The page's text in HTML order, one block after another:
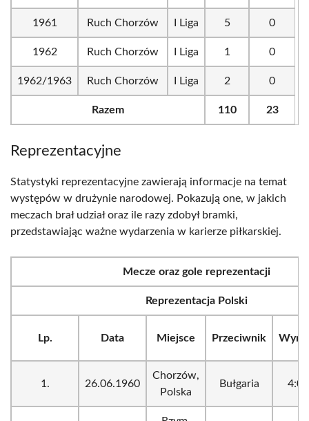
1961 Ruch Chorzów I Liga 5 0
1962 Ruch Chorzów I Liga 1 0
1962/1963 Ruch Chorzów I Liga 2 0
Razem 110 23
Reprezentacyjne
Statystyki reprezentacyjne zawierają informacje na temat
występów w drużynie narodowej. Pokazują one, w jakich
meczach brał udział oraz ile razy zdobył bramki,
przedstawiając ważne wydarzenia w karierze piłkarskiej.
Mecze oraz gole reprezentacji
Reprezentacja Polski
Lp. Data Miejsce Przeciwnik
1. 26.06.1960
Chorzów,
Polska
Bułgaria 4:0